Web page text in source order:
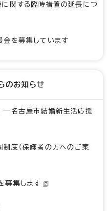
に関する臨時措置の延長につ
を募集しています
のお知らせ
―名古屋市結婚新生活応援
度（保護者の方へのご案
募集します